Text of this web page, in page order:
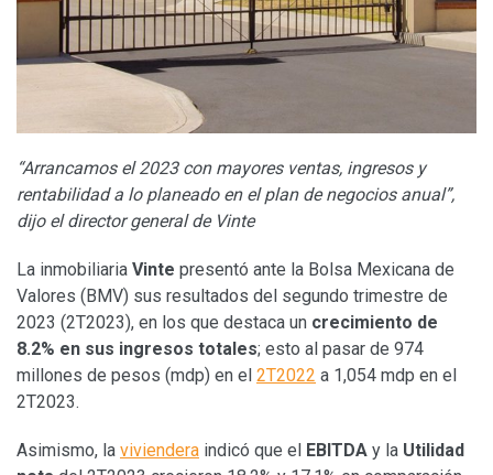
“Arrancamos el 2023 con mayores ventas, ingresos y
rentabilidad a lo planeado en el plan de negocios anual”,
dijo el director general de Vinte
La inmobiliaria Vinte presentó ante la Bolsa Mexicana de
Valores (BMV) sus resultados del segundo trimestre de
2023 (2T2023), en los que destaca un crecimiento de
8.2% en sus ingresos totales; esto al pasar de 974
millones de pesos (mdp) en el 2T2022 a 1,054 mdp en el
2T2023.
Asimismo, la viviendera indicó que el EBITDA y la Utilidad